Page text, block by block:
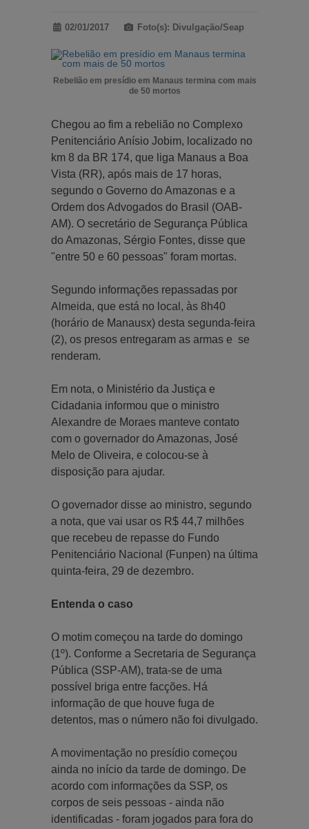
02/01/2017 Foto(s): Divulgação/Seap
Rebelião em presídio em Manaus termina com mais
de 50 mortos
Chegou ao fim a rebelião no Complexo
Penitenciário Anísio Jobim, localizado no
km 8 da BR 174, que liga Manaus a Boa
Vista (RR), após mais de 17 horas,
segundo o Governo do Amazonas e a
Ordem dos Advogados do Brasil (OAB-
AM). O secretário de Segurança Pública
do Amazonas, Sérgio Fontes, disse que
"entre 50 e 60 pessoas" foram mortas.
Segundo informações repassadas por
Almeida, que está no local, às 8h40
(horário de Manausx) desta segunda-feira
(2), os presos entregaram as armas e se
renderam.
Em nota, o Ministério da Justiça e
Cidadania informou que o ministro
Alexandre de Moraes manteve contato
com o governador do Amazonas, José
Melo de Oliveira, e colocou-se à
disposição para ajudar.
O governador disse ao ministro, segundo
a nota, que vai usar os R$ 44,7 milhões
que recebeu de repasse do Fundo
Penitenciário Nacional (Funpen) na última
quinta-feira, 29 de dezembro.
Entenda o caso
O motim começou na tarde do domingo
(1º). Conforme a Secretaria de Segurança
Pública (SSP-AM), trata-se de uma
possível briga entre facções. Há
informação de que houve fuga de
detentos, mas o número não foi divulgado.
A movimentação no presídio começou
ainda no início da tarde de domingo. De
acordo com informações da SSP, os
corpos de seis pessoas - ainda não
identificadas - foram jogados para fora do